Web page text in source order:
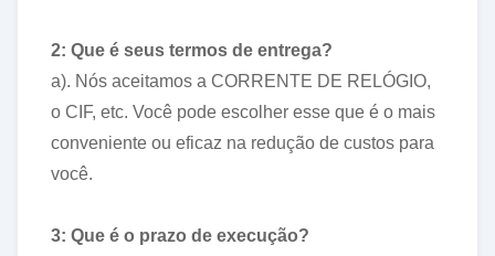
2: Que é seus termos de entrega?
a). Nós aceitamos a CORRENTE DE RELÓGIO,
o CIF, etc. Você pode escolher esse que é o mais
conveniente ou eficaz na redução de custos para
você.
3: Que é o prazo de execução?